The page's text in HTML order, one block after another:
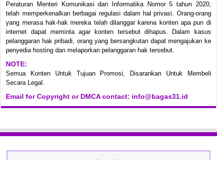
Peraturan Menteri Komunikasi dan Informatika Nomor 5 tahun 2020;
telah memperkenalkan berbagai regulasi dalam hal privasi. Orang-orang
yang merasa hak-hak mereka telah dilanggar karena konten apa pun di
internet dapat meminta agar konten tersebut dihapus. Dalam kasus
pelanggaran hak pribadi, orang yang bersangkutan dapat mengajukan ke
penyedia hosting dan melaporkan pelanggaran hak tersebut.
NOTE:
Semua Konten Untuk Tujuan Promosi, Disarankan Untuk Membeli
Secara Legal.
Email for Copyright or DMCA contact: info@bagas31.id
About Us